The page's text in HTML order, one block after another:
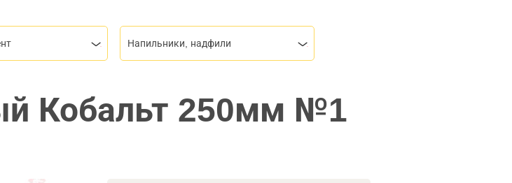
Напильники, надфили
Кобальт 250мм №1